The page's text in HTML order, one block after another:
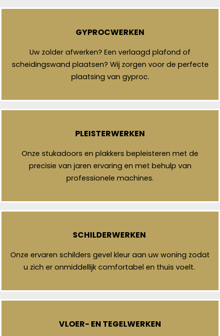
GYPROCWERKEN
Uw zolder afwerken? Een verlaagd plafond of
scheidingswand plaatsen? Wij zorgen voor de perfecte
plaatsing van gyproc.
PLEISTERWERKEN
Onze stukadoors en plakkers bepleisteren met de
precisie van jaren ervaring en met behulp van
professionele machines.
SCHILDERWERKEN
Onze ervaren schilders gevel kleur aan uw woning zodat
u zich er onmiddellijk comfortabel en thuis voelt.
VLOER- EN TEGELWERKEN